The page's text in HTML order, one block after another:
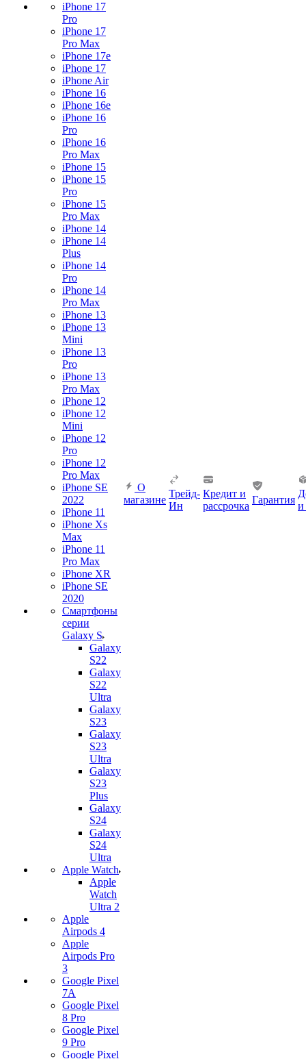
iPhone 17
Pro
iPhone 17
Pro Max
iPhone 17e
iPhone 17
iPhone Air
iPhone 16
iPhone 16e
iPhone 16
Pro
iPhone 16
Pro Max
iPhone 15
iPhone 15
Pro
iPhone 15
Pro Max
iPhone 14
iPhone 14
Plus
iPhone 14
Pro
iPhone 14
Pro Max
iPhone 13
iPhone 13
Mini
iPhone 13
Pro
iPhone 13
Pro Max
iPhone 12
iPhone 12
Mini
iPhone 12
Pro
iPhone 12
Pro Max
iPhone SE
2022
iPhone 11
iPhone Xs
Max
iPhone 11
Pro Max
iPhone XR
iPhone SE
2020
Смартфоны
серии
Galaxy S
Galaxy
S22
Galaxy
S22
Ultra
Galaxy
S23
Galaxy
S23
Ultra
Galaxy
S23
Plus
Galaxy
S24
Galaxy
S24
Ultra
Apple Watch
Apple
Watch
Ultra 2
Apple
Airpods 4
Apple
Airpods Pro
3
Google Pixel
7А
Google Pixel
8 Pro
Google Pixel
9 Pro
Google Pixel
О
магазине
Трейд-
Ин
Кредит и
рассрочка
Гарантия
и